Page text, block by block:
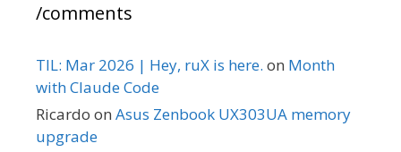
/comments
TIL: Mar 2026 | Hey, ruX is here. on Month
with Claude Code
Ricardo on Asus Zenbook UX303UA memory
upgrade